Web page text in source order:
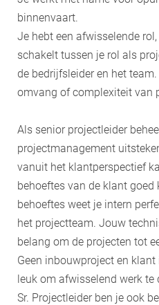
binnenvaart.
Je hebt een afwisselende
schakelt tussen je rol als
de bedrijfsleider en het
omvang of complexiteit van
Als senior projectleider
projectmanagement
vanuit het klantperspectief
behoeftes van de klant goed
behoeftes weet je intern
het projectteam. Jouw
belang om de projecten tot
Geen inbouwproject en
leuk om afwisselend werk
Sr. Projectleider ben je ook